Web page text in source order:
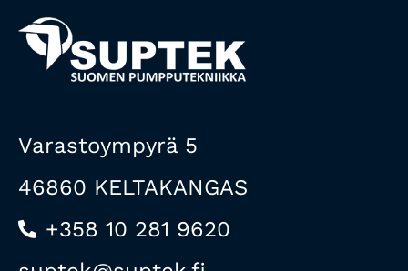
Varastoympyrä 5
46860 KELTAKANGAS
+358 10 281 9620